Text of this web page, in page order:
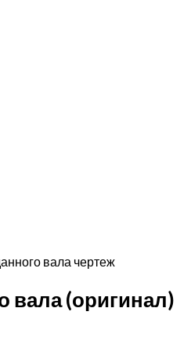
вала (оригинал)